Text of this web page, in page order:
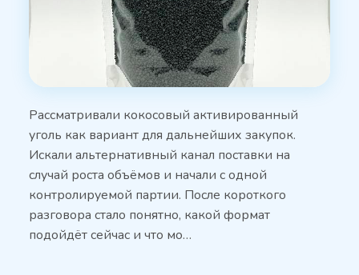
Рассматривали кокосовый активированный
уголь как вариант для дальнейших закупок.
Искали альтернативный канал поставки на
случай роста объёмов и начали с одной
контролируемой партии. После короткого
разговора стало понятно, какой формат
подойдёт сейчас и что мо…